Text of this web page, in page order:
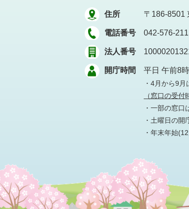
住所 〒186-8501
電話番号 042-576-
法人番号
開庁時間 平日 午前8
・4月から9
（窓口の受付
・一部の窓
・土曜日の
・年末年始